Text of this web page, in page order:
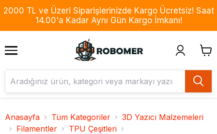
2000 TL ve Üzeri Siparişlerinizde Kargo Ücretsiz! Saat
14.00'a Kadar Aynı Gün Kargo İmkanı!
Anasayfa Tüm Kategoriler
3D Yazıcı Malzemeleri
Filamentler
TPU Çeşitleri